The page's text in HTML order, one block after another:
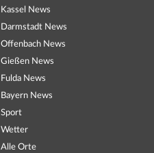
Kassel News
Darmstadt News
Offenbach News
Gießen News
Fulda News
Bayern News
Sport
Wetter
Alle Orte